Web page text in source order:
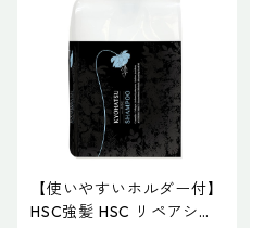
【使いやすいホルダー付】
HSC強髪 HSC リペアシャ